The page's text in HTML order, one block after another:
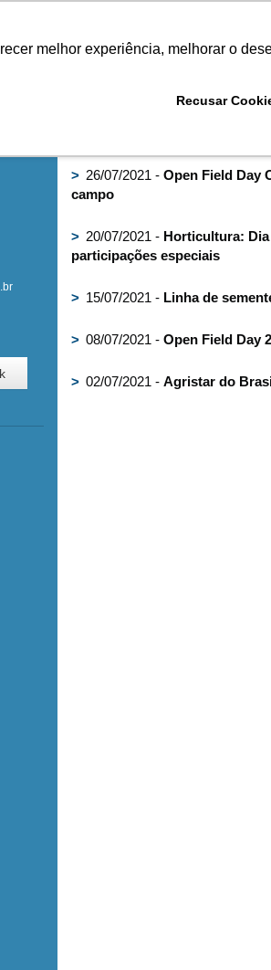
melhor experiência, melhorar o
Recusar
> 26/07/2021 - Open Field Day
campo
> 20/07/2021 - Horticultura:
participações especiais
> 15/07/2021 - Linha de
> 08/07/2021 - Open Field Day
> 02/07/2021 - Agristar do